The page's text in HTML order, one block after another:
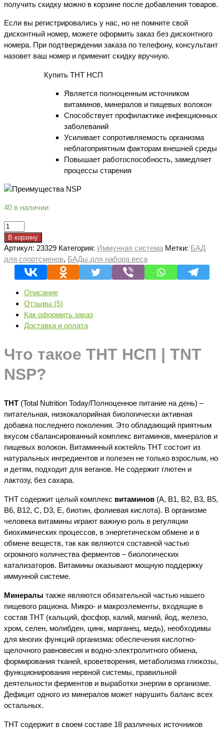
получить скидку можно в корзине после добавления товаров.
Если вы регистрировались у нас, но не помните свой
дисконтный номер, можете оформить заказ без дисконтного
номера. При подтверждении заказа по телефону, консультант
назовет ваш номер и применит скидку вручную.
Купить ТНТ НСП
Является полноценным источником
витаминов, минералов и пищевых волокон
Способствует профилактике инфекционных
заболеваний
Усиливает сопротивляемость организма
неблагоприятным факторам внешней среды
Повышает работоспособность, замедляет
процессы старения
40 в наличии
Количество
товара
ТНТ
НСП
TNT
NSP
В корзину
Артикул: 23329 Категория: Иммунная система Метки: БАД
для спортсменов, БАДы для набора веса
Описание
Отзывы (5)
Как оформить заказ
Доставка и оплата
Что такое ТНТ НСП | TNT
NSP?
ТНТ (Total Nutrition Today/Полноценное питание на день) –
питательная, низкокалорийная биологически активная
добавка последнего поколения. Это обладающий приятным
вкусом сбалансированный комплекс витаминов, минералов и
пищевых волокон. Витаминный коктейль ТНТ состоит из
натуральных ингредиентов и полезен не только взрослым, но
и детям, подходит для веганов. Не содержит глютен и
лактозу, без сахара.
ТНТ содержит целый комплекс витаминов (A, B1, B2, B3, B5,
B6, B12, C, D3, E, биотин, фолиевая кислота). В организме
человека витамины играют важную роль в регуляции
биохимических процессов, в энергетическом обмене и в
обмене веществ, так как являются составной частью
огромного количества ферментов – биологических
катализаторов. Витамины оказывают мощную поддержку
иммунной системе.
Минералы также являются обязательной частью нашего
пищевого рациона. Микро- и макроэлементы, входящие в
состав ТНТ (кальций, фосфор, калий, магний, йод, железо,
хром, селен, молибден, цинк, марганец, медь), необходимы
для многих функций организма: обеспечения кислотно-
щелочного равновесия и водно-электролитного обмена,
формирования тканей, кроветворения, метаболизма глюкозы,
функционирования нервной системы, правильной
деятельности ферментов и выработки энергии в организме.
Дефицит одного из минералов может нарушить баланс всех
остальных.
ТНТ содержит в своем составе 18 различных источников